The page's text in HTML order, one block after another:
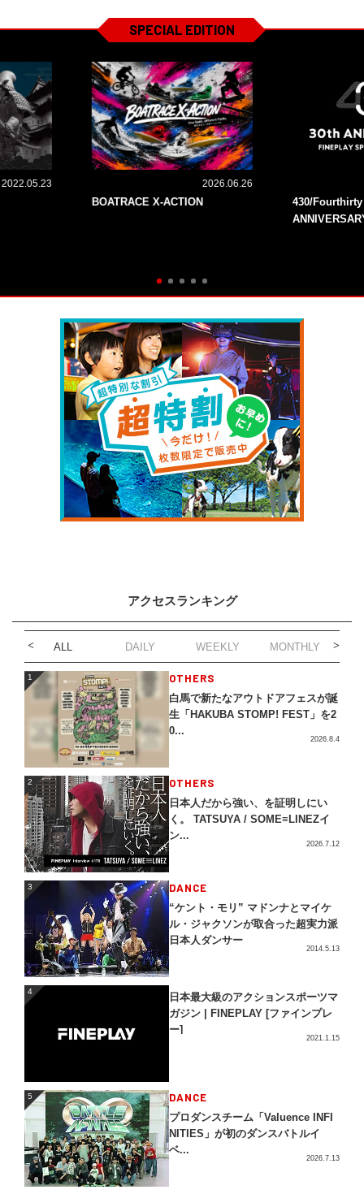
SPECIAL EDITION
2022.05.23 2026.06.26
BOATRACE X-ACTION
430/
アクセスランキング
ALL DAILY WEEKLY MONTHLY
1 OTHERS
白馬で新たなアウトドアフェスが誕
生「HAKUBA STOMP! FEST」を2
0...
2026.8.4
2 OTHERS
日本人だから強い、を証明しにい
く。 TATSUYA / SOME≡LINEZイ
ン...
2026.7.12
3 DANCE
“ケント・モリ” マドンナとマイケ
ル・ジャクソンが取合った超実力派
日本人ダンサー
2014.5.13
4
日本最大級のアクションスポーツマ
ガジン | FINEPLAY [ファインプレ
ー]
2021.1.15
5 DANCE
プロダンスチーム「Valuence INFI
NITIES」が初のダンスバトルイ
ベ...
2026.7.13